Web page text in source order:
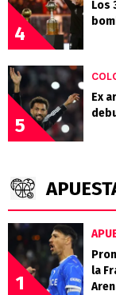
4
Los
5
Ex
1
la